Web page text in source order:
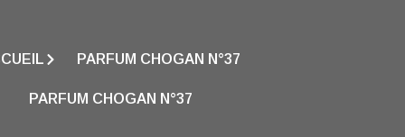
PARFUM CHOGAN N°37
PARFUM CHOGAN N°37